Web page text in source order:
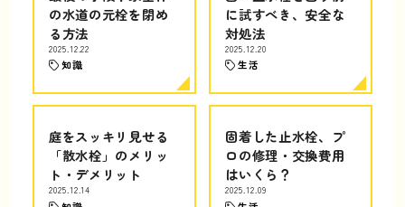
の水道の元栓を閉め
る方法
2025.12.22
知識
に試すべき、安全な
対処法
2025.12.20
生活
庭をスッキリ見せる
「散水栓」のメリッ
ト・デメリット
2025.12.14
固着した止水栓、プ
ロの修理・交換費用
はいくら？
2025.12.09